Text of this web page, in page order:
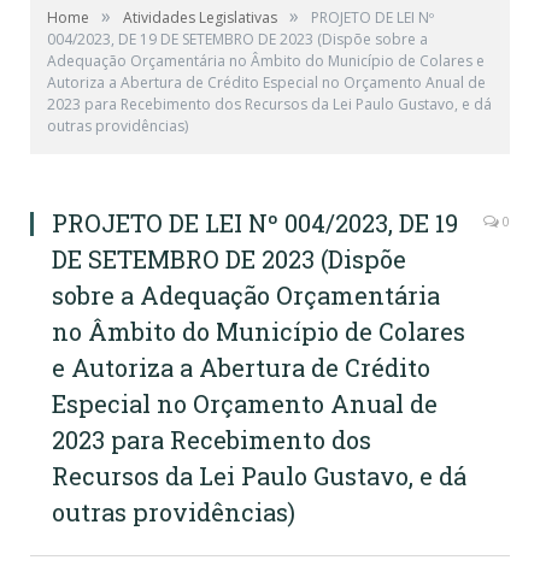
Home » Atividades Legislativas »
PROJETO DE LEI Nº
004/2023, DE 19 DE SETEMBRO DE 2023 (Dispõe sobre a
Adequação Orçamentária no Âmbito do Município de Colares e
Autoriza a Abertura de Crédito Especial no Orçamento Anual de
2023 para Recebimento dos Recursos da Lei Paulo Gustavo, e dá
outras providências)
PROJETO DE LEI Nº 004/2023, DE 19
DE SETEMBRO DE 2023 (Dispõe
sobre a Adequação Orçamentária
no Âmbito do Município de Colares
e Autoriza a Abertura de Crédito
Especial no Orçamento Anual de
2023 para Recebimento dos
Recursos da Lei Paulo Gustavo, e dá
outras providências)
0